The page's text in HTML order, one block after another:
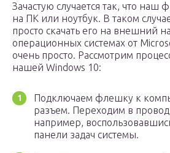
Зачастую случается так, что наш
на ПК или ноутбук. В таком
просто скачать его на внешний
операционных системах от
очень просто. Рассмотрим
нашей Windows 10:
Подключаем флешку к
разъем. Переходим в
например,
панели задач системы.